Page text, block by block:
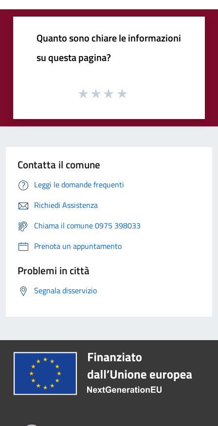
Quanto sono chiare le informazioni
su questa pagina?
Contatta il comune
Leggi le domande frequenti
Richiedi Assistenza
Chiama il comune 0975 398033
Prenota un appuntamento
Problemi in città
Segnala disservizio